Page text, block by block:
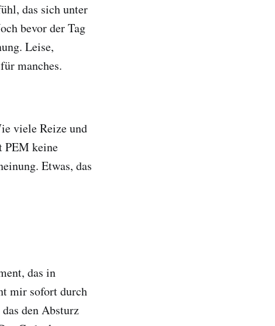
das sich unter
bevor der Tag
Leise,
manches.
viele Reize und
PEM keine
Etwas, das
das in
mir sofort durch
den Absturz